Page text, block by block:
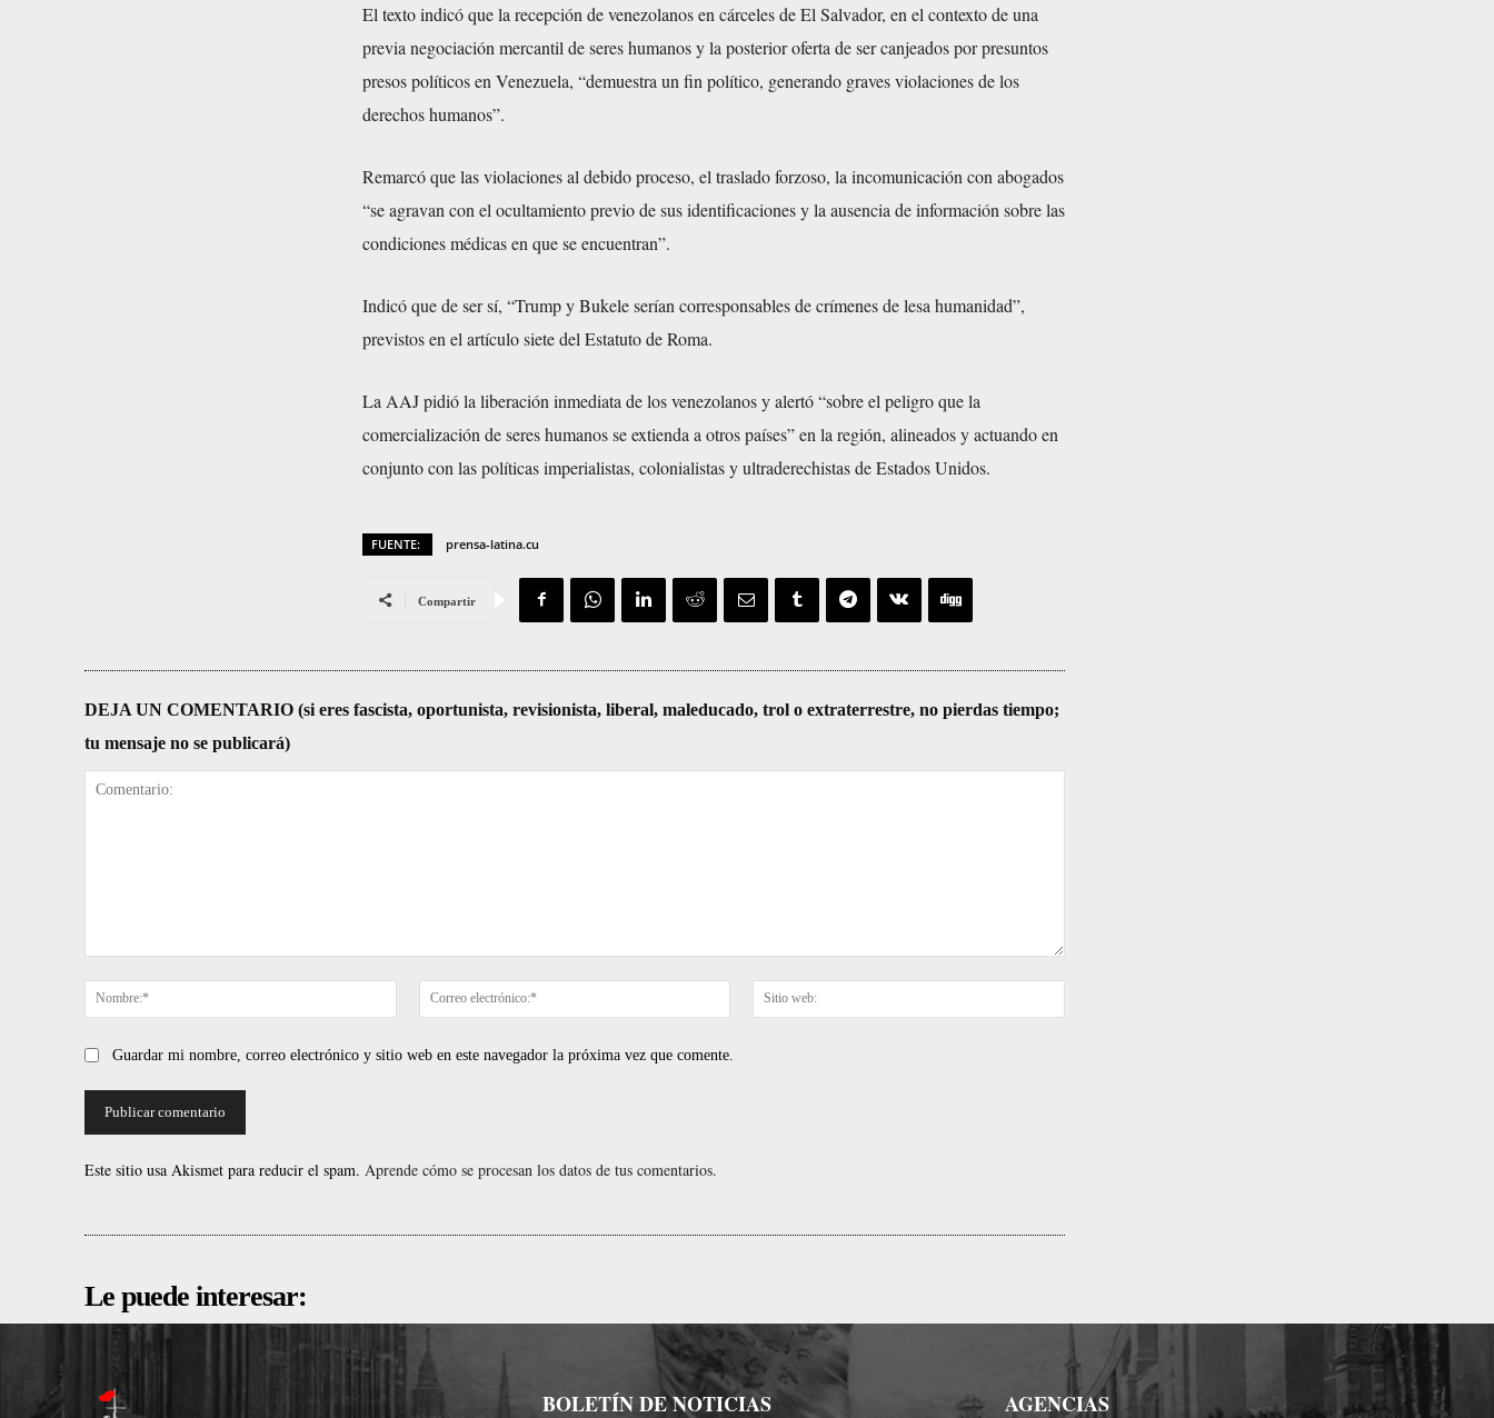
El texto indicó que la recepción de venezolanos en cárceles de El Salvador, en el contexto de una
previa negociación mercantil de seres humanos y la posterior oferta de ser canjeados por presuntos
presos políticos en Venezuela, “demuestra un fin político, generando graves violaciones de los
derechos humanos”.
Remarcó que las violaciones al debido proceso, el traslado forzoso, la incomunicación con abogados
“se agravan con el ocultamiento previo de sus identificaciones y la ausencia de información sobre las
condiciones médicas en que se encuentran”.
Indicó que de ser sí, “Trump y Bukele serían corresponsables de crímenes de lesa humanidad”,
previstos en el artículo siete del Estatuto de Roma.
La AAJ pidió la liberación inmediata de los venezolanos y alertó “sobre el peligro que la
comercialización de seres humanos se extienda a otros países” en la región, alineados y actuando en
conjunto con las políticas imperialistas, colonialistas y ultraderechistas de Estados Unidos.
FUENTE: prensa-latina.cu
Compartir
DEJA UN COMENTARIO (si eres fascista, oportunista, revisionista, liberal, maleducado, trol o extraterrestre, no pierdas tiempo;
tu mensaje no se publicará)
Nombre:*
Correo
electrónico:*
web:
Guardar mi nombre, correo electrónico y sitio web en este navegador la próxima vez que comente.
Este sitio usa Akismet para reducir el spam. Aprende cómo se procesan los datos de tus comentarios.
Le puede interesar:
BOLETÍN DE NOTICIAS AGENCIAS